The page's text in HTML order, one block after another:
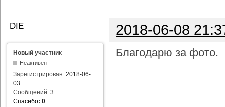
DIE 2018-06-08
Новый участник
Неактивен
Зарегистрирован: 2018-06-
03
Сообщений: 3
Спасибо: 0
Благодарю за фото.